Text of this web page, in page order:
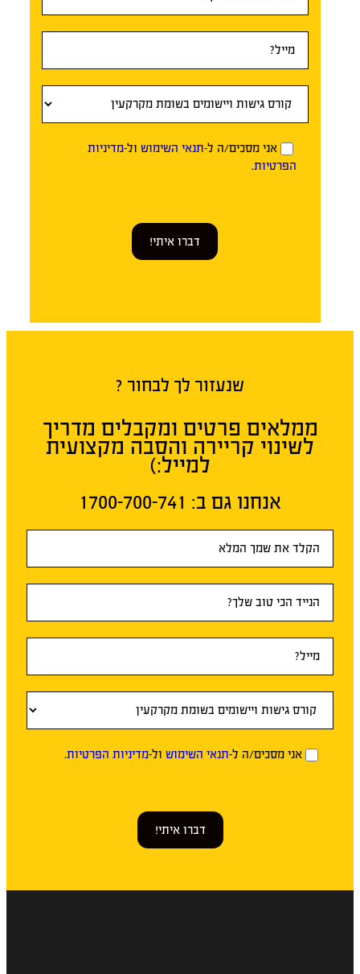
אני מסכים/ה ל-תנאי השימוש ול-מדיניות
הפרטיות.
דברו איתי!
שנעזור לך לבחור ?
ממלאים פרטים ומקבלים מדריך
לשינוי קריירה והסבה מקצועית
למייל:)
אנחנו גם ב:​ 1700-700-741
ראשי
אני מסכים/ה ל-תנאי השימוש ול-מדיניות הפרטיות.
דברו איתי!